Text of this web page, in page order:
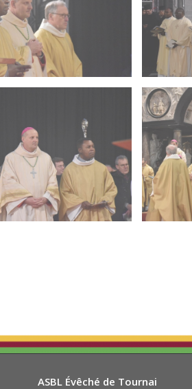
ASBL Évêché de Tournai